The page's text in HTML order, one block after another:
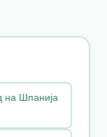
на Шпанија